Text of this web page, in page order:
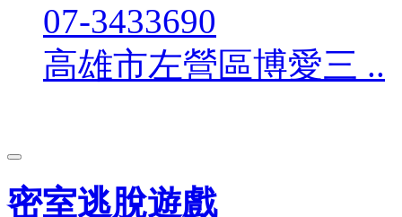
07-3433690
高雄市左營區博愛三 ..
密室逃脫遊戲